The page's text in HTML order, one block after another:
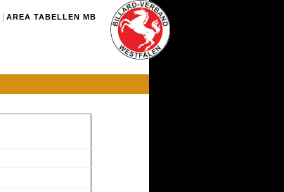
AREA TABELLEN MB